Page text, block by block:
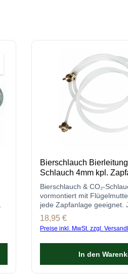
Bierschlauch
Schlauch 4mm kpl.
Bierschlauch & CO₂-
vormontiert mit
jede Zapfanlage geeignet.
anschlussfertig bestellen!
Regulärer Preis:
18,95 €
Preise inkl. MwSt. zzgl.
In den